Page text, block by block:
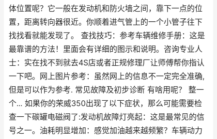
体位置呢？它一般在发动机和防火墙之间，靠下一点的位
置，距离转向器很近。你顺着进气管上的一个小管子往下
找找看就能发现了。 查找技巧：参考车辆维修手册：这是
最靠谱的方法！里面会有详细的图示和说明。咨询专业人
士：实在找不到就去4S店或者正规修理厂让师傅帮你指认
一下吧。网上图片参考：虽然网上的信息不一定完全准确,
但是可以作为参考. 常见故障及初步诊断 有啥用呢？ 整一
个... 如果你的荣威350出现了以下症状，那么可能需要检
查一下碳罐电磁阀了:发动机故障灯亮起：这是最常见的信
号之一。油耗明显增加：感觉加油越来越频繁？车辆动力